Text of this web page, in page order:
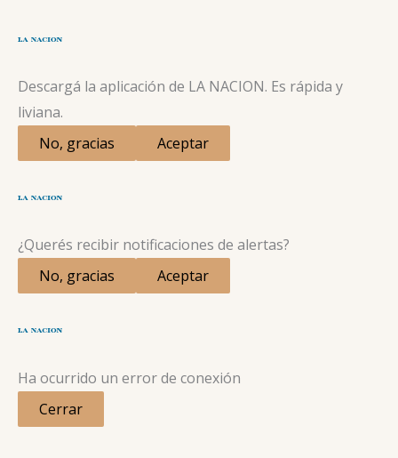
Descargá la aplicación de LA NACION. Es rápida y
liviana.
No, gracias
Aceptar
¿Querés recibir notificaciones de alertas?
No, gracias
Aceptar
Ha ocurrido un error de conexión
Cerrar